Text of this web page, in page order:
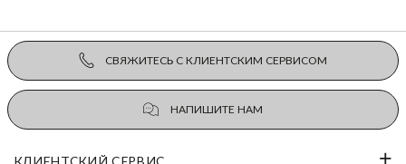
СВЯЖИТЕСЬ С КЛИЕНТСКИМ СЕРВИСОМ
НАПИШИТЕ НАМ
КЛИЕНТСКИЙ СЕРВИС